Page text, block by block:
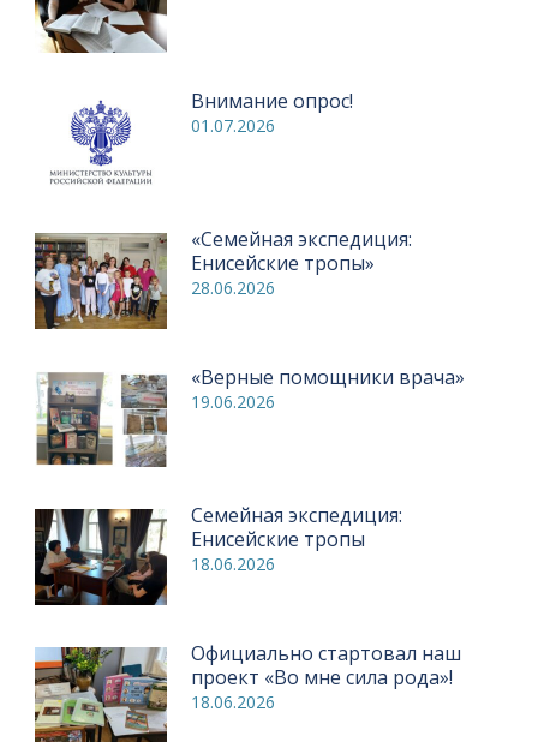
Внимание опрос!
01.07.2026
«Семейная экспедиция:
Енисейские тропы»
28.06.2026
«Верные помощники врача»
19.06.2026
Семейная экспедиция:
Енисейские тропы
18.06.2026
Официально стартовал наш
проект «Во мне сила рода»!
18.06.2026